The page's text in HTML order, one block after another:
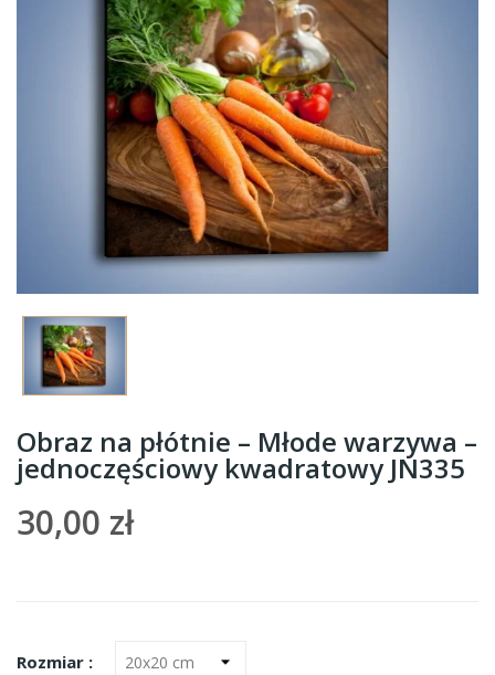
Obraz na płótnie – Młode warzywa –
jednoczęściowy kwadratowy JN335
30,00 zł
Rozmiar :